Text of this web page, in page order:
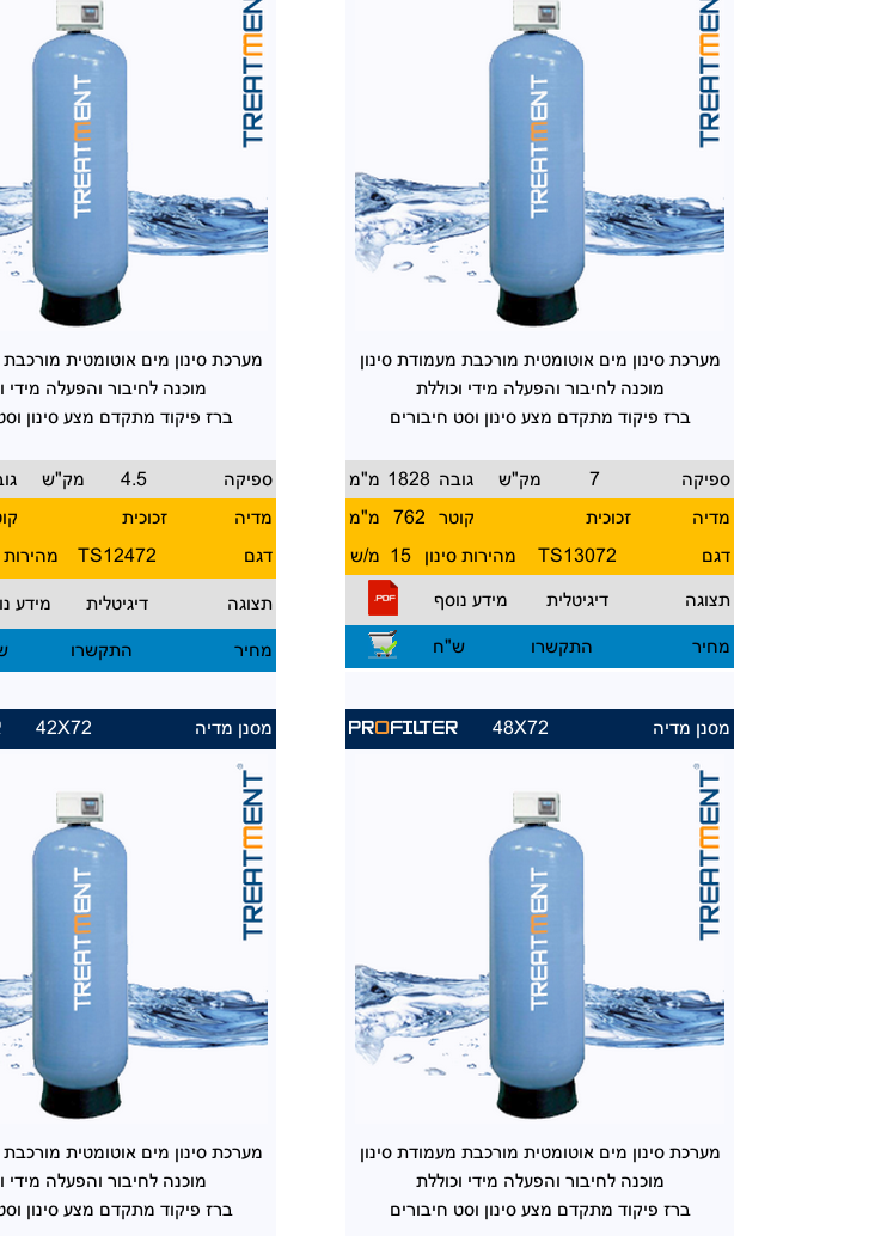
מערכת סינון מים אוטומטית מורכבת
מוכנה לחיבור והפעלה מידי
ברז פיקוד מתקדם מצע סינון
מק"ש 4.5
ספיקה
זכוכית
מדיה
מהירות TS12472 דגם
מידע דיגיטלית תצוגה
התקשרו מחיר
מערכת סינון מים אוטומטית מורכבת מעמודת סינון
מוכנהלחיבור והפעלה מידי וכוללת
ברז פיקוד מתקדם מצע סינון וסט חיבורים
מ"מ 1828 גובה מק"ש 7
ספיקה
מ"מ
762 קוטר זכוכית
מדיה
מ/ש 15 מהירות סינון TS13072 דגם
מידע נוסף דיגיטלית תצוגה
ש"ח התקשרו מחיר
42X72 מסנן מדיה
מערכת סינון מים אוטומטית מורכבת
מוכנה לחיבור והפעלה מידי
ברז פיקוד מתקדם מצע סינון
PROFILTER 48X72 מסנן מדיה
מערכת סינון מים אוטומטית מורכבת מעמודת סינון
מוכנהלחיבור והפעלה מידי וכוללת
ברז פיקוד מתקדם מצע סינון וסט חיבורים